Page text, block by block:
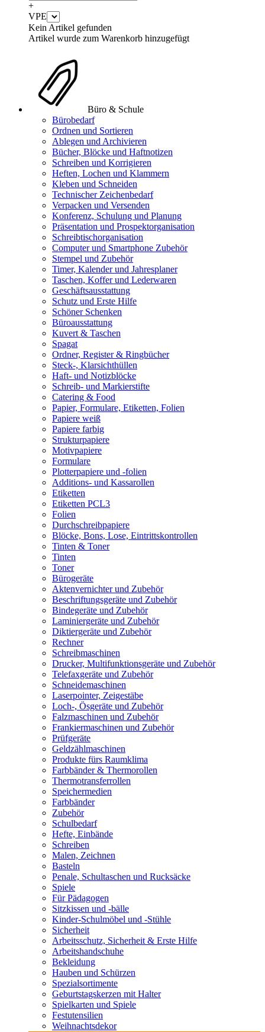
+
VPE
Kein Artikel gefunden
Artikel wurde zum Warenkorb hinzugefügt
Büro & Schule
Bürobedarf
Ordnen und Sortieren
Ablegen und Archivieren
Bücher, Blöcke und Haftnotizen
Schreiben und Korrigieren
Heften, Lochen und Klammern
Kleben und Schneiden
Technischer Zeichenbedarf
Verpacken und Versenden
Konferenz, Schulung und Planung
Präsentation und Prospektorganisation
Schreibtischorganisation
Computer und Smartphone Zubehör
Stempel und Zubehör
Timer, Kalender und Jahresplaner
Taschen, Koffer und Lederwaren
Geschäftsausstattung
Schutz und Erste Hilfe
Schöner Schenken
Büroausstattung
Kuvert & Taschen
Spagat
Ordner, Register & Ringbücher
Steck-, Klarsichthüllen
Haft- und Notizblöcke
Schreib- und Markierstifte
Catering & Food
Papier, Formulare, Etiketten, Folien
Papiere weiß
Papiere farbig
Strukturpapiere
Motivpapiere
Formulare
Plotterpapiere und -folien
Additions- und Kassarollen
Etiketten
Etiketten PCL3
Folien
Durchschreibpapiere
Blöcke, Bons, Lose, Eintrittskontrollen
Tinten & Toner
Tinten
Toner
Bürogeräte
Aktenvernichter und Zubehör
Beschriftungsgeräte und Zubehör
Bindegeräte und Zubehör
Laminiergeräte und Zubehör
Diktiergeräte und Zubehör
Rechner
Schreibmaschinen
Drucker, Multifunktionsgeräte und Zubehör
Telefaxgeräte und Zubehör
Schneidemaschinen
Laserpointer, Zeigestäbe
Loch-, Ösgeräte und Zubehör
Falzmaschinen und Zubehör
Frankiermaschinen und Zubehör
Prüfgeräte
Geldzählmaschinen
Produkte fürs Raumklima
Farbbänder & Thermorollen
Thermotransferrollen
Speichermedien
Farbbänder
Zubehör
Schulbedarf
Hefte, Einbände
Schreiben
Malen, Zeichnen
Basteln
Penale, Schultaschen und Rucksäcke
Spiele
Für Pädagogen
Sitzkissen und -bälle
Kinder-Schulmöbel und -Stühle
Sicherheit
Arbeitsschutz, Sicherheit & Erste Hilfe
Arbeitshandschuhe
Bekleidung
Hauben und Schürzen
Spezialsortimente
Geburtstagskerzen mit Halter
Spielkarten und Spiele
Festutensilien
Weihnachtsdekor